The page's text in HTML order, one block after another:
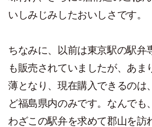
いしみじみしたおいしさです。
ちなみに、以前は東京駅の駅弁
も販売されていましたが、あま
薄となり、現在購入できるのは
ど福島県内のみです。なんでも
わざこの駅弁を求めて郡山を訪